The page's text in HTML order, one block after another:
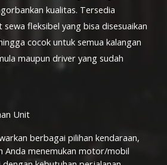
kualitas. Tersedia
fleksibel yang bisa disesuaikan
cocok untuk semua kalangan
maupun driver yang sudah
Unit
berbagai pilihan kendaraan,
Anda menemukan motor/mobil